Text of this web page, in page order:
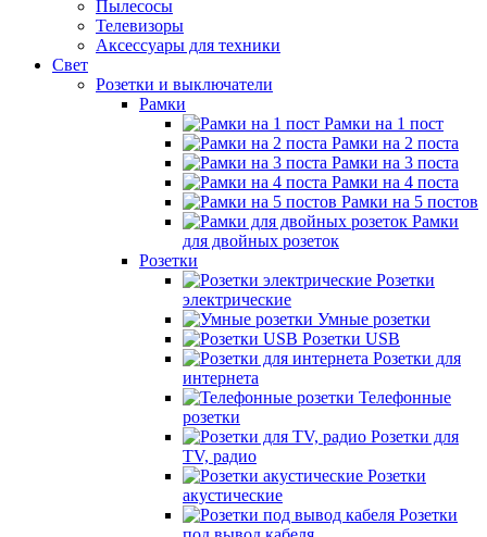
Пылесосы
Телевизоры
Аксессуары для техники
Свет
Розетки и выключатели
Рамки
Рамки на 1 пост
Рамки на 2 поста
Рамки на 3 поста
Рамки на 4 поста
Рамки на 5 постов
Рамки
для двойных розеток
Розетки
Розетки
электрические
Умные розетки
Розетки USB
Розетки для
интернета
Телефонные
розетки
Розетки для
TV, радио
Розетки
акустические
Розетки